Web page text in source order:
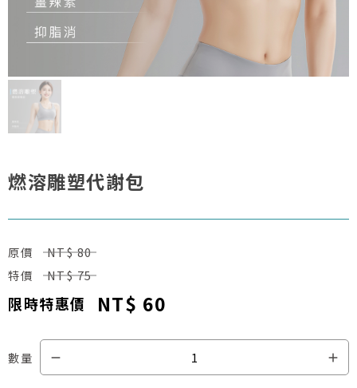
燃溶雕塑代謝包
原價
NT$ 80
特價
NT$ 75
限時特惠價 NT$ 60
數量